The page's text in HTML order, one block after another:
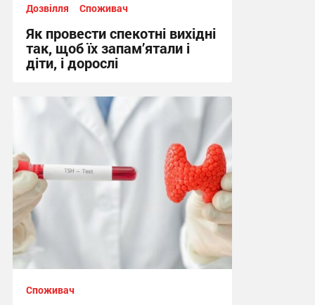
Дозвілля Споживач
Як провести спекотні вихідні
так, щоб їх запам’ятали і
діти, і дорослі
10:02 сьогодні
Споживач